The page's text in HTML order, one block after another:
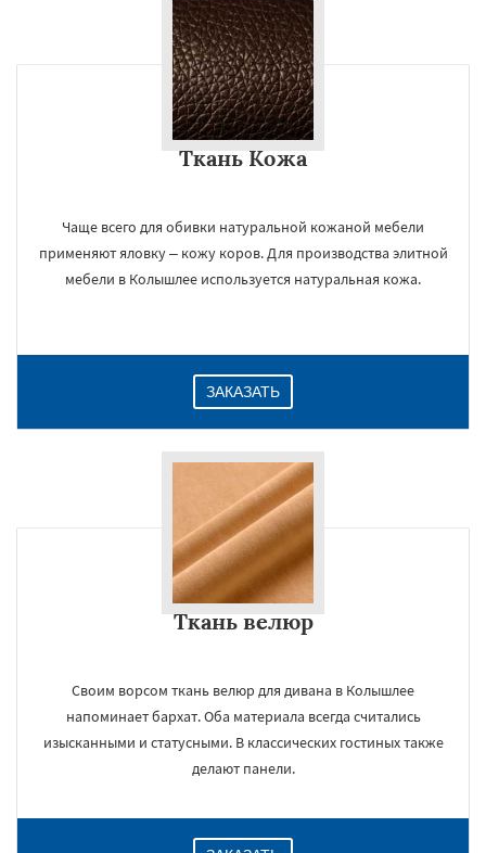
Ткань Кожа
Чаще всего для обивки натуральной кожаной мебели
применяют яловку – кожу коров. Для производства элитной
мебели в Колышлее используется натуральная кожа.
ЗАКАЗАТЬ
Ткань велюр
Своим ворсом ткань велюр для дивана в Колышлее
напоминает бархат. Оба материала всегда считались
изысканными и статусными. В классических гостиных также
делают панели.